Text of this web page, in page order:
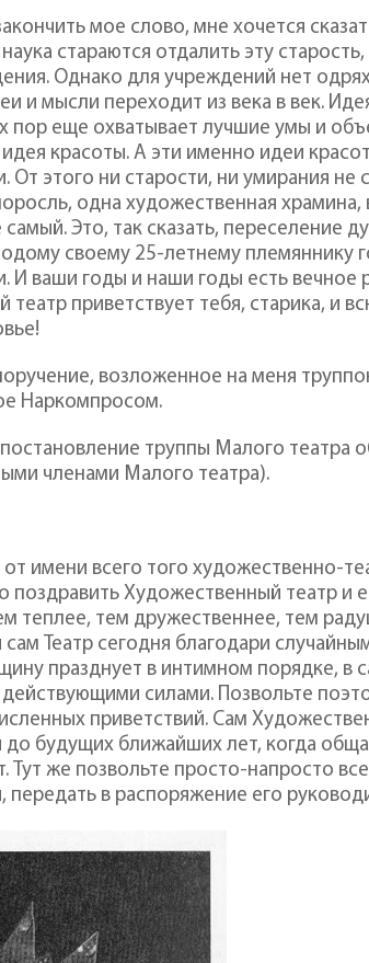
мое слово, мне хочется
стараются отдалить эту
Однако для учреждений нет
и мысли переходит из века в век.
пор еще охватывает лучшие умы и
идея красоты. А эти именно идеи
этого ни старости, ни умирания не
одна художественная
Это, так сказать, переселение
своему 25-летнему племяннику
И ваши годы и наши годы есть вечное
приветствует тебя, старика, и
возложенное на меня
Наркомпросом.
труппы Малого театра
членами Малого театра).
имени всего того художественно-
поздравить Художественный театр и
теплее, тем дружественнее, тем
Театр сегодня благодари
празднует в интимном порядке, в
силами. Позвольте
приветствий. Сам
будущих ближайших лет, когда
Тут же позвольте просто-напросто
в распоряжение его